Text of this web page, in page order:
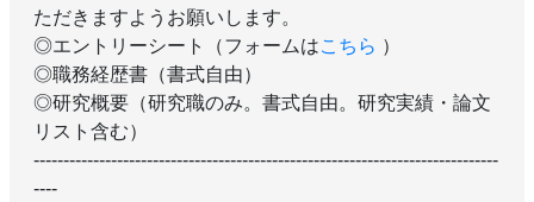
ただきますようお願いします。
◎エントリーシート（フォームはこちら ）
◎職務経歴書（書式自由）
◎研究概要（研究職のみ。書式自由。研究実績・論文
リスト含む）
------------------------------------------------------------------------------
----